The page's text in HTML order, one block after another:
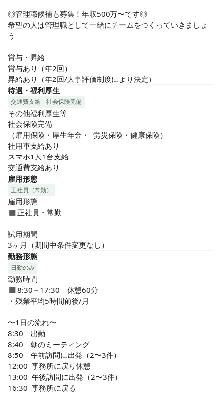
◎管理職候補も募集！年収500万〜です◎
希望の人は管理職として一緒にチームをつくっていきましょ
う
賞与・昇給
賞与あり（年2回）
昇給あり（年2回/人事評価制度により決定）
待遇・福利厚生
交通費支給 社会保険完備
その他福利厚生等
社会保険完備
（雇用保険・厚生年金・ 労災保険・健康保険）
社用車支給あり
スマホ1人1台支給
交通費支給あり
雇用形態
正社員（常勤）
雇用形態
◼︎正社員・常勤
試用期間
3ヶ月（期間中条件変更なし）
勤務形態
日勤のみ
勤務時間
◼︎8:30～17:30　休憩60分
・残業平均5時間前後/月
〜1日の流れ〜
8:30　出勤
8:40　朝のミーティング
8:50　午前訪問に出発（2〜3件）
12:00  事務所に戻り休憩
13:00  午後訪問に出発（2〜3件）
16:30  事務所に戻る